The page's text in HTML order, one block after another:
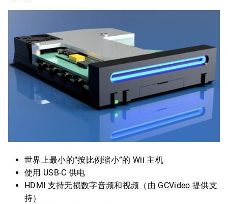
世界上最小的“按比例缩小”的 Wii 主机
使用 USB-C 供电
HDMI 支持无损数字音频和视频（由 GCVideo 提供支
持）